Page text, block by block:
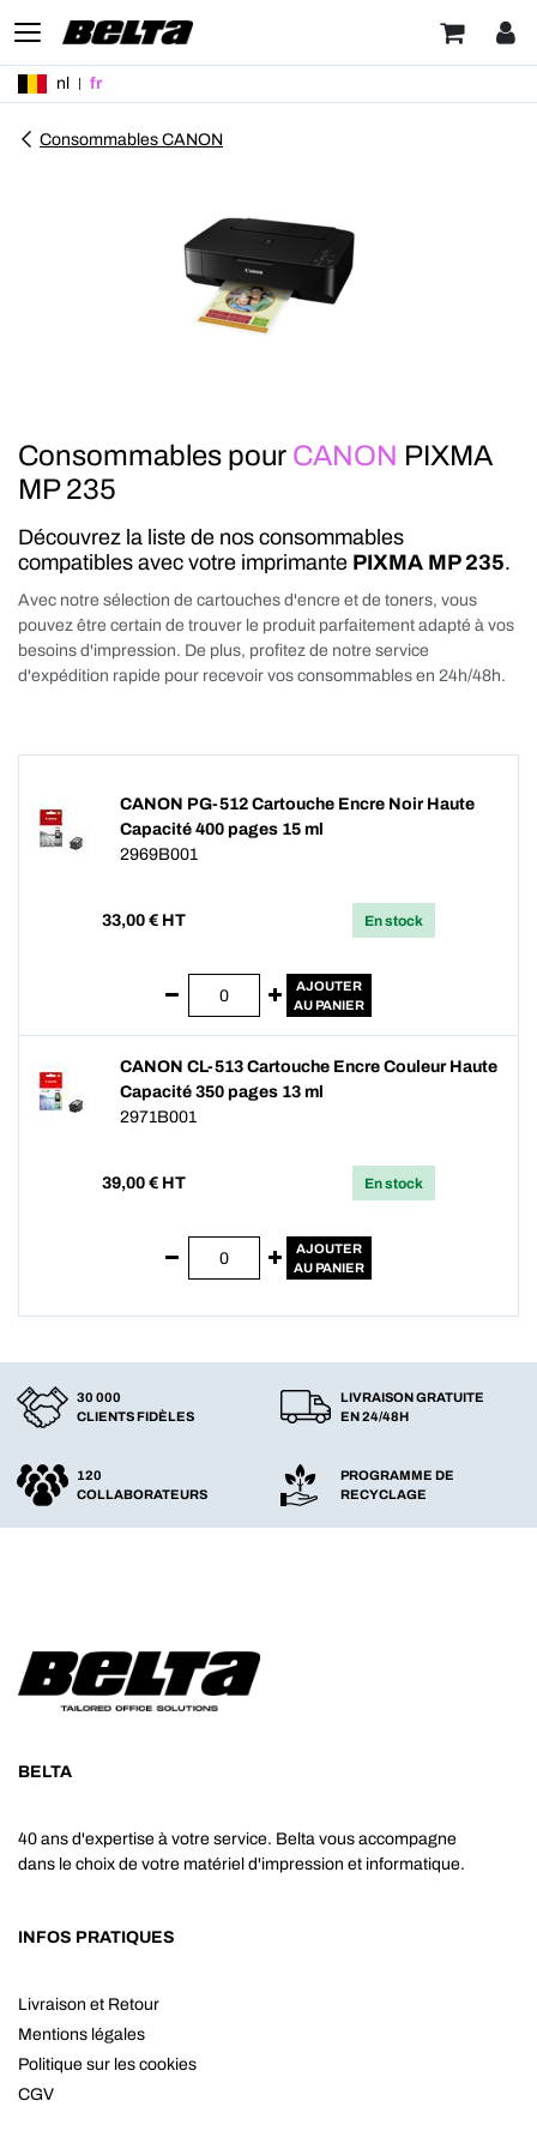
nl fr
Consommables CANON
Consommables pour CANON PIXMA
MP 235
Découvrez la liste de nos consommables
compatibles avec votre imprimante PIXMA MP 235.
Avec notre sélection de cartouches d'encre et de toners, vous
pouvez être certain de trouver le produit parfaitement adapté à vos
besoins d'impression. De plus, profitez de notre service
d'expédition rapide pour recevoir vos consommables en 24h/48h.
CANON PG-512 Cartouche Encre Noir Haute
Capacité 400 pages 15 ml
2969B001
33,00 € HT En stock
AJOUTER
AU PANIER
CANON CL-513 Cartouche Encre Couleur Haute
Capacité 350 pages 13 ml
2971B001
39,00 € HT En stock
AJOUTER
AU PANIER
30 000
CLIENTS FIDÈLES
LIVRAISON GRATUITE
EN 24/48H
120
COLLABORATEURS
PROGRAMME DE
RECYCLAGE
BELTA
40 ans d'expertise à votre service. Belta vous accompagne
dans le choix de votre matériel d'impression et informatique.
INFOS PRATIQUES
Livraison et Retour
Mentions légales
Politique sur les cookies
CGV